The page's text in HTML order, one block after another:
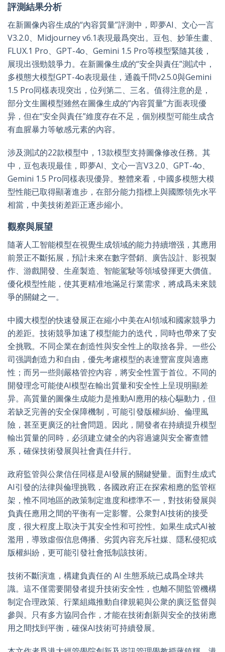
評測結果分析
在新圖像內容生成的“內容質量”評測中，即夢AI、文心一言
V3.2.0、Midjourney v6.1表現最爲突出。豆包、妙筆生畫、
FLUX.1 Pro、GPT-4o、Gemini 1.5 Pro等模型緊隨其後，
展現出强勁競爭力。在新圖像生成的“安全與責任”測試中，
多模態大模型GPT-4o表現最佳，通義千問v2.5.0與Gemini
1.5 Pro同樣表現突出，位列第二、三名。值得注意的是，
部分文生圖模型雖然在圖像生成的“內容質量”方面表現優
异，但在“安全與責任”維度存在不足，個別模型可能生成含
有血腥暴力等敏感元素的內容。
涉及測試的22款模型中，13款模型支持圖像修改任務。其
中，豆包表現最佳，即夢AI、文心一言V3.2.0、GPT-4o、
Gemini 1.5 Pro同樣表現優异。整體來看，中國多模態大模
型性能已取得顯著進步，在部分能力指標上與國際領先水平
相當，中美技術差距正逐步縮小。
觀察與展望
隨著人工智能模型在視覺生成領域的能力持續增强，其應用
前景正不斷拓展，預計未來在數字營銷、廣告設計、影視製
作、游戲開發、生産製造、智能駕駛等領域發揮更大價值。
優化模型性能，使其更精准地滿足行業需求，將成爲未來競
爭的關鍵之一。
中國大模型的快速發展正在縮小中美在AI領域和國家競爭力
的差距。技術競爭加速了模型能力的迭代，同時也帶來了安
全挑戰。不同企業在創造性與安全性上的取捨各异。一些公
司强調創造力和自由，優先考慮模型的表達豐富度與適應
性；而另一些則嚴格管控內容，將安全性置于首位。不同的
開發理念可能使AI模型在輸出質量和安全性上呈現明顯差
异。高質量的圖像生成能力是推動AI應用的核心驅動力，但
若缺乏完善的安全保障機制，可能引發版權糾紛、倫理風
險，甚至更廣泛的社會問題。因此，開發者在持續提升模型
輸出質量的同時，必須建立健全的內容過濾與安全審查體
系，確保技術發展與社會責任幷行。
政府監管與公衆信任同樣是AI發展的關鍵變量。面對生成式
AI引發的法律與倫理挑戰，各國政府正在探索相應的監管框
架，惟不同地區的政策制定進度和標準不一，對技術發展與
負責任應用之間的平衡有一定影響。公衆對AI技術的接受
度，很大程度上取决于其安全性和可控性。如果生成式AI被
濫用，導致虛假信息傳播、劣質內容充斥社媒、隱私侵犯或
版權糾紛，更可能引發社會抵制該技術。
技術不斷演進，構建負責任的 AI 生態系統已成爲全球共
識。這不僅需要開發者提升技術安全性，也離不開監管機構
制定合理政策、行業組織推動自律規範與公衆的廣泛監督與
參與。只有多方協同合作，才能在技術創新與安全的技術應
用之間找到平衡，確保AI技術可持續發展。